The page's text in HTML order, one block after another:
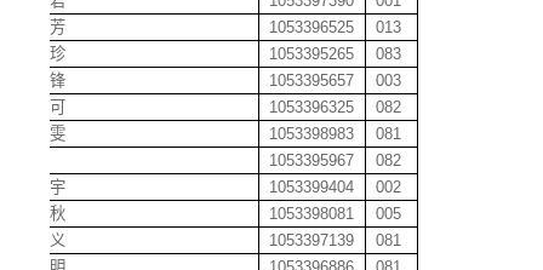
郝爱芳
1053396525
013
郝海珍
1053395265
083
郝江锋
1053395657
003
郝可可
1053396325
082
郝婧雯
1053398983
081
1053395967
082
何博宇
1053399404
002
何丹秋
1053398081
005
何鸿义
1053397139
081